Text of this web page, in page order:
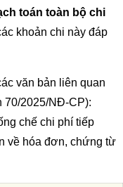
toán toàn bộ chi
khoản chi này đáp
văn bản liên quan
70/2025/NĐ-CP):
chế chi phí tiếp
về hóa đơn, chứng từ